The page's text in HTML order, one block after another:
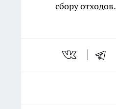
сбору отходов.